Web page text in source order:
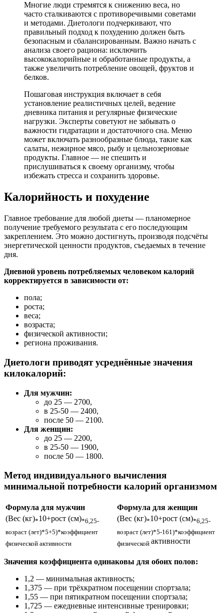
Многие люди стремятся к снижению веса, но
часто сталкиваются с противоречивыми советами
и методами. Диетологи подчеркивают, что
правильный подход к похудению должен быть
безопасным и сбалансированным. Важно начать с
анализа своего рациона: исключить
высококалорийные и обработанные продукты, а
также увеличить потребление овощей, фруктов и
белков.
Пошаговая инструкция включает в себя
установление реалистичных целей, ведение
дневника питания и регулярные физические
нагрузки. Эксперты советуют не забывать о
важности гидратации и достаточного сна. Меню
может включать разнообразные блюда, такие как
салаты, нежирное мясо, рыбу и цельнозерновые
продукты. Главное — не спешить и
прислушиваться к своему организму, чтобы
избежать стресса и сохранить здоровье.
Калорийность и похудение
Главное требование для любой диеты — планомерное
получение требуемого результата с его последующим
закреплением. Это можно достигнуть, производя подсчёты
энергетической ценности продуктов, съедаемых в течение
дня.
Дневной уровень потребляемых человеком калорий
корректируется в зависимости от:
пола;
роста;
веса;
возраста;
физической активности;
региона проживания.
Диетологи приводят усреднённые значения
килокалорий:
Для мужчин:
до 25 — 2700,
в 25-50 — 2400,
после 50 — 2100.
Для женщин:
до 25 — 2200,
в 25-50 — 1900,
после 50 — 1800.
Метод индивидуального вычисления
минимальной потребности калорий организмом
Формула для мужчин
Формула для женщин
(Вес (кг)*10+рост (см)*6,25-
возраст (лет)*5+5)*коэффициент
физической активности
(Вес (кг)*10+рост (см)*6,25-
возраст (лет)*5-161)*коэффициент
физической активности
Значения коэффициента одинаковы для обоих полов:
1,2 — минимальная активность;
1,375 — при трёхкратном посещении спортзала;
1,55 — при пятикратном посещении спортзала;
1,725 — ежедневные интенсивные тренировки;